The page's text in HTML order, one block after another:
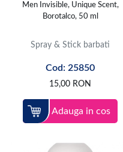
Men Invisible, Unique Scent,
Borotalco, 50 ml
Spray & Stick barbati
Cod: 25850
15,00 RON
Adauga in cos